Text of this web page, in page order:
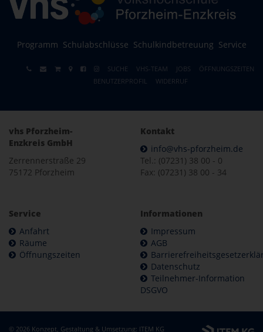
Programm Schulabschlüsse Schulkindbetreuung Service
SUCHE VHS-TEAM JOBS
ÖFFNUNGSZEITEN
BENUTZERPROFIL
WIDERRUF
vhs Pforzheim-
Enzkreis GmbH
Zerrennerstraße 29
75172 Pforzheim
Kontakt
info@vhs-pforzheim.de
Tel.: (07231) 38 00 - 0
Fax: (07231) 38 00 - 34
Service
Anfahrt
Räume
Öffnungszeiten
Informationen
Impressum
AGB
Datenschutz
Teilnehmer-Information
DSGVO
© 2026 Konzept, Gestaltung & Umsetzung: ITEM KG